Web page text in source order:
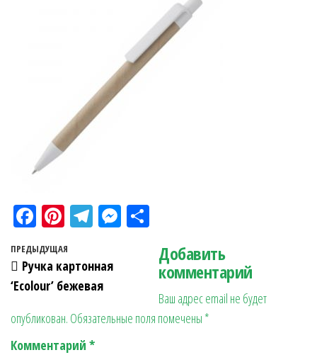
Fa
ce
bo
ok
Pi
nt
er
es
t
Te
gr
a
M
r
ра
в
ит
ь
Навигация по записям
Предыдущая запись
ПРЕДЫДУЩАЯ
Ручка картонная
‘Ecolour’ бежевая
Добавить
комментарий
Ваш адрес email не будет
опубликован. Обязательные поля помечены *
Комментарий *